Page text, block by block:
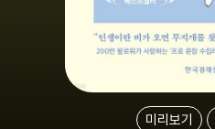
미리보기